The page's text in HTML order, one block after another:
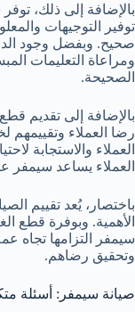
بالإضافة إلى ذلك،
توفير التوجيهات
صحيح. وبفضل وجود
ومراعاة التعليمات
الصحيحة.
بالإضافة إلى تقديم
رضا العملاء وتقييمهم
العملاء والاستجابة
العملاء يساعد سيمفر
باختصار، يُعد تقييم
الأهمية. وبوفرة قطع
سيمفر التزامها تجاه
وتحقيق رضاهم.
صيانة سيمفر: أسئلة